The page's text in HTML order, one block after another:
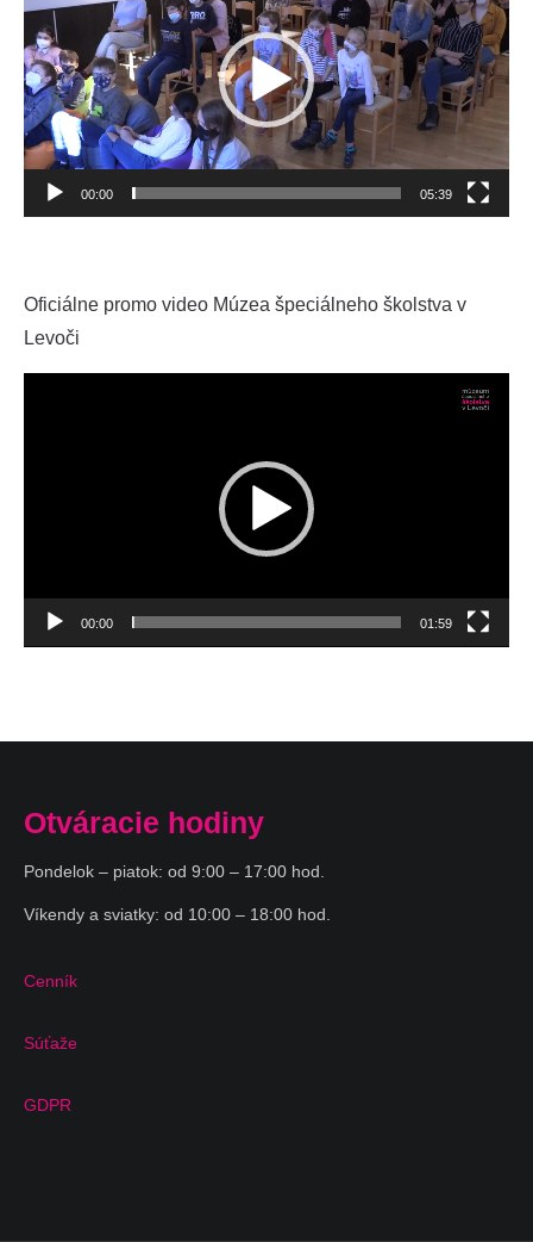
00:00 05:39
Oficiálne promo video Múzea špeciálneho školstva v
Levoči
00:00 01:59
Otváracie hodiny
Pondelok – piatok: od 9:00 – 17:00 hod.
Víkendy a sviatky: od 10:00 – 18:00 hod.
Cenník
Súťaže
GDPR